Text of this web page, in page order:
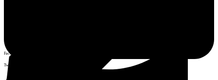
Facebook
Twitter